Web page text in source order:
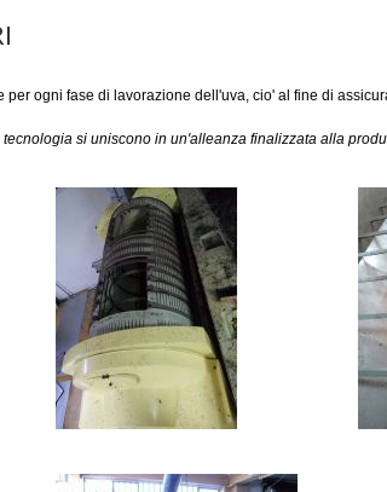
ogni fase di lavorazione dell'uva, cio' al fine di
si uniscono in un'alleanza finalizzata alla